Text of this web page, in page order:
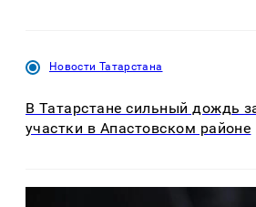
Новости Татарстана
В Татарстане сильный дождь
участки в Апастовском районе